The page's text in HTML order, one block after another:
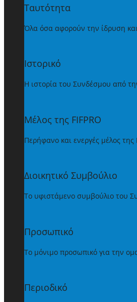
Ταυτότητα
Όλα όσα αφορούν την ίδρυση
Ιστορικό
Η ιστορία του Συνδέσμου από
Μέλος της FIFPRO
Περήφανο και ενεργές μέλος
Διοικητικό Συμβούλιο
Το υφιστάμενο συμβούλιο του
Προσωπικό
Το μόνιμο προσωπικό για την
Περιοδικό